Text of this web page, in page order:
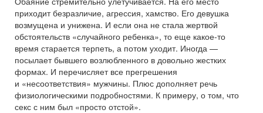
приходит безразличие, агрессия, хамство. Его девушка
возмущена и унижена. И если она не стала жертвой
обстоятельств «случайного ребенка», то еще какое-то
время старается терпеть, а потом уходит. Иногда —
посылает бывшего возлюбленного в довольно жестких
формах. И перечисляет все прегрешения
и «несоответствия» мужчины. Плюс дополняет речь
физиологическими подробностями. К примеру, о том, что
секс с ним был «просто отстой».